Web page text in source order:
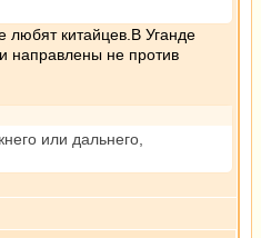
любят китайцев.В Уганде
направлены не против
или дальнего,